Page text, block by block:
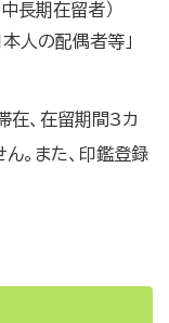
長期在留者）
本人の配偶者等」
在、在留期間3カ
。また、印鑑登録